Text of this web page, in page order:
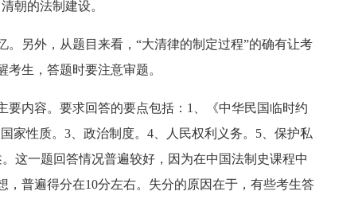
朝的法制建设。
另外，从题目来看，“大清律的制定过程”的确有让考
生，答题时要注意审题。
内容。要求回答的要点包括：1、《中华民国临时约
家性质。3、政治制度。4、人民权利义务。5、保护私
这一题回答情况普遍较好，因为在中国法制史课程中
普遍得分在10分左右。失分的原因在于，有些考生答